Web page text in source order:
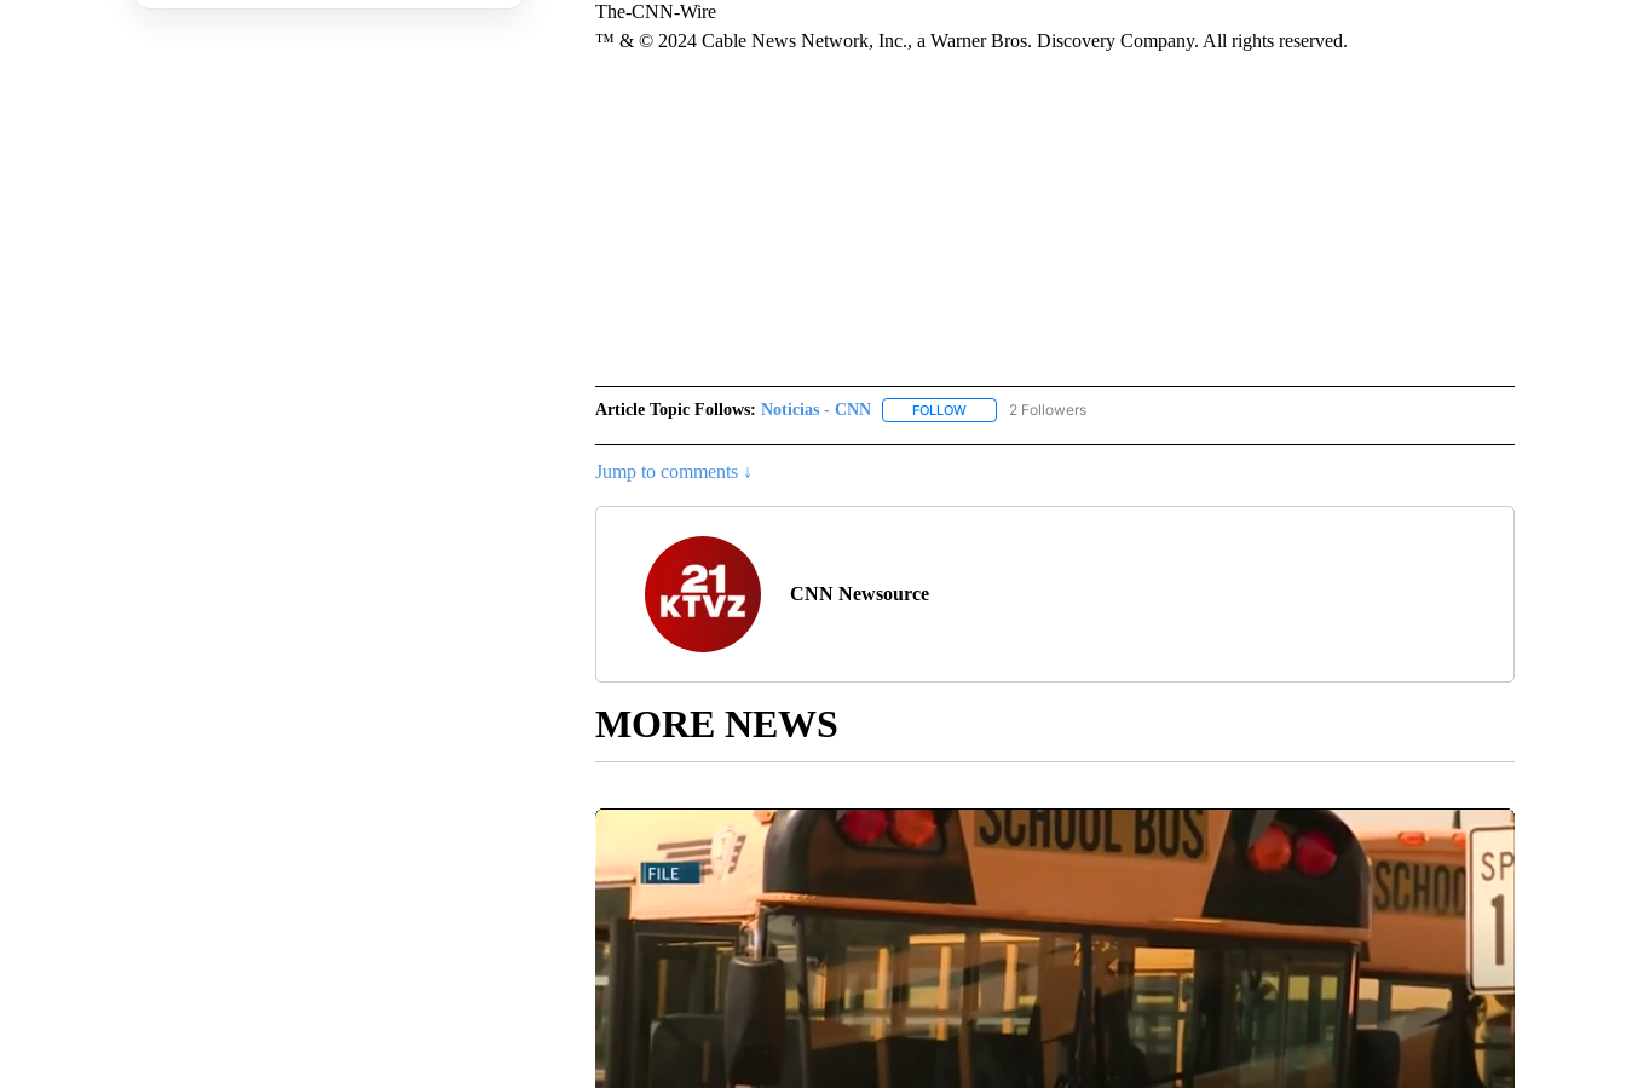
The-CNN-Wire
™ & © 2024 Cable News Network, Inc., a Warner Bros. Discovery Company. All rights reserved.
Article Topic Follows: Noticias - CNN FOLLOWFOLLOW "NOTICIAS - CNN" TO RECEIVE NOTIFICATIONS ABOUT NEW PAGES ON "NOTICIAS - CNN".
2 Followers
Jump to comments ↓
CNN Newsource
MORE NEWS